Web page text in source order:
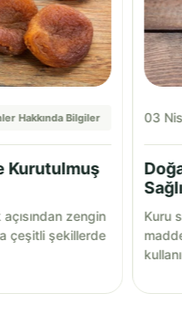
Hakkında Bilgiler
Kurutulmuş
zengin
çeşitli şekillerde
03
Kuru